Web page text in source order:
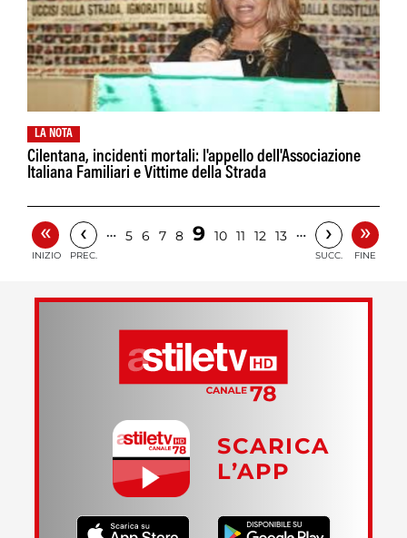
LA NOTA
Cilentana, incidenti mortali: l'appello dell'Associazione
Italiana Familiari e Vittime della Strada
«
INIZIO
‹
PREC.
… 5 6 7 8 9 10 11 12 13 … ›
SUCC.
»
FINE
SCARICA
L’APP